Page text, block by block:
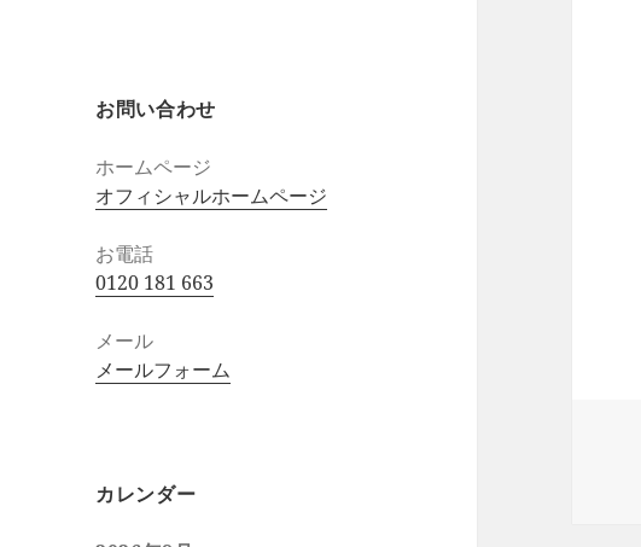
お問い合わせ
ホームページ
オフィシャルホームページ
お電話
0120 181 663
メール
メールフォーム
カレンダー